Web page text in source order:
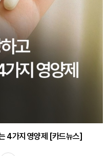
4가지 영양제 [카드뉴스]